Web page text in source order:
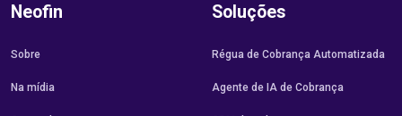
Neofin
Sobre
Na mídia
Soluções
Régua de Cobrança Automatizada
Agente de IA de Cobrança